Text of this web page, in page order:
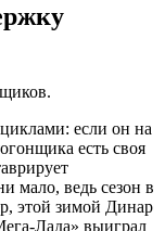
если он на
есть своя
мало, ведь сезон в
этой зимой Динар
Лада» выиграл